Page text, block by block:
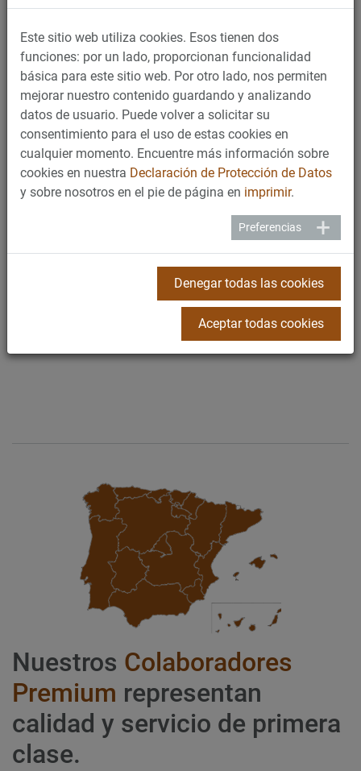
Información técnica
Altura en mm: 1840
Ancho en mm: 625
Profundidad en mm: 715
Peso en vacío en kg: 150-200
230 Volt
max. 3000 Watt
180 servicios hora
Nuestros Colaboradores
Premium representan
calidad y servicio de primera
clase.
Este sitio web utiliza cookies. Esos tienen dos
funciones: por un lado, proporcionan funcionalidad
básica para este sitio web. Por otro lado, nos permiten
mejorar nuestro contenido guardando y analizando
datos de usuario. Puede volver a solicitar su
consentimiento para el uso de estas cookies en
cualquier momento. Encuentre más información sobre
cookies en nuestra Declaración de Protección de Datos
y sobre nosotros en el pie de página en imprimir.
Preferencias
Denegar todas las cookies
Aceptar todas cookies